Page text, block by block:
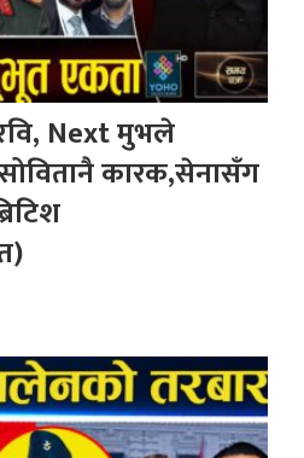
Next मुभले
कारक,सेनासँग